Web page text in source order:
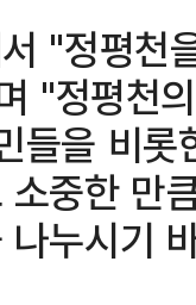
"정평천
"정평천
들을 비
중한 만
누시기